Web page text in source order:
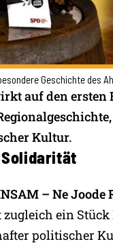
Geschichte des
auf den
Kultur.
Solidarität
– Ne Joode
ein
politischer